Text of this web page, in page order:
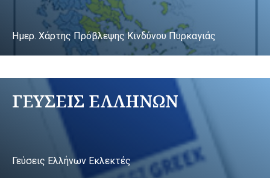
Ημερ. Χάρτης Πρόβλεψης Κινδύνου Πυρκαγιάς
ΓΕΥΣΕΙΣ ΕΛΛΗΝΩΝ
Γεύσεις Ελλήνων Εκλεκτές